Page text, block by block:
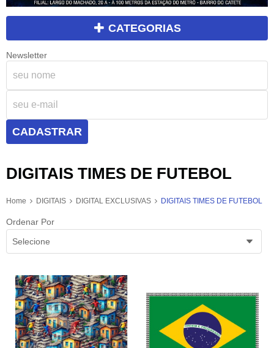
CATEGORIAS
Newsletter
CADASTRAR
DIGITAIS TIMES DE FUTEBOL
Home DIGITAIS DIGITAL EXCLUSIVAS DIGITAIS TIMES DE FUTEBOL
Ordenar Por
Selecione